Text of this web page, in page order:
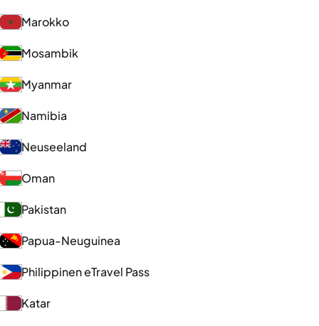
Marokko
Mosambik
Myanmar
Namibia
Neuseeland
Oman
Pakistan
Papua-Neuguinea
Philippinen eTravel Pass
Katar